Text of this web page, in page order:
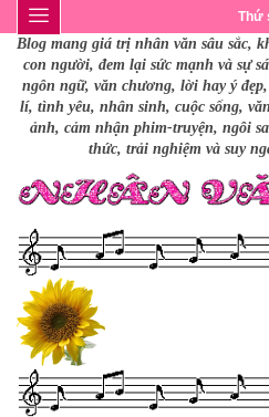
Thứ
Blog mang giá trị nhân văn sâu sắc,
con người, đem lại sức mạnh và sự
ngôn ngữ, văn chương, lời hay ý
lí, tình yêu, nhân sinh, cuộc sống,
ảnh, cảm nhận phim-truyện, ngôi
thức, trải nghiệm và suy